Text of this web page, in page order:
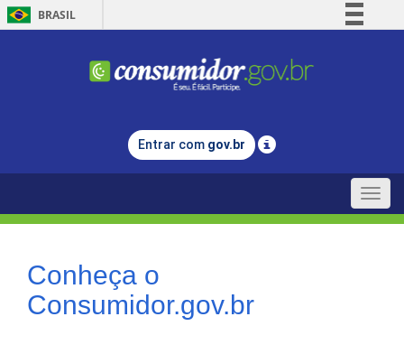
BRASIL
Comunica BR
Legislação
Entrar com gov.br
Toggle
Conheça o
Consumidor.gov.br